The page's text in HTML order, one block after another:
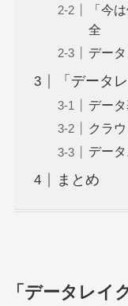
「今
全
デー
「データ
デー
クラ
デー
まとめ
「データレイ